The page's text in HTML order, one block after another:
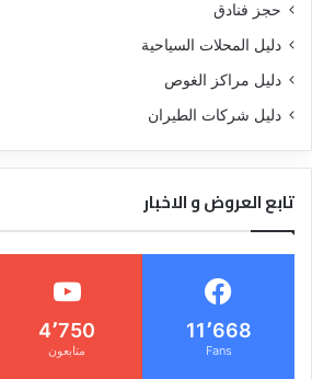
حجز فنادق
دليل المحلات السياحية
دليل مراكز الغوص
دليل شركات الطيران
تابع العروض و الاخبار
11٬668
Fans
4٬750
متابعون